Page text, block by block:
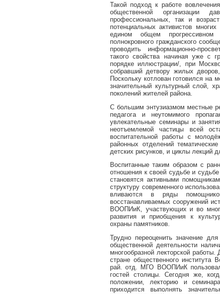
Такой подход к работе
общественной организации
профессиональных, так и
потенциальных активистов
едином общем прогрессивном
полнокровного гражданского
проводить информационно-
такого свойства начиная уже с
порядке иллюстрации/, при
собравший детвору жилых
Поскольку котлован готовился на
значительный культурный слой,
поколений жителей района.
С большим энтузиазмом местные
педагога и неутомимого
увлекательные семинары и
неотъемлемой частицы всей
воспитательной работы с
районных отделений
детских рисунков, и циклы лекций
Воспитанные таким образом с
отношения к своей судьбе и
становятся активными
структуру современного
вливаются в ряды
восстанавливаемых сооружений
ВООПИиК, участвующих и во
развития и приобщения к
охраны памятников.
Трудно переоценить значение
общественной деятельности
многообразной лекторской
стране общественного института
рай. отд. МГО ВООПИиК
гостей столицы. Сегодня же,
положении, лекторию и
приходится выполнять